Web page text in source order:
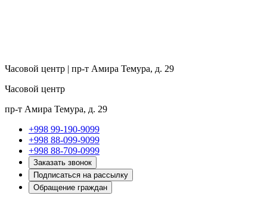
Часовой центр | пр-т Амира Темура, д. 29
Часовой центр
пр-т Амира Темура, д. 29
+998 99-190-9099
+998 88-099-9099
+998 88-709-0999
Заказать звонок
Подписаться на рассылку
Обращение граждан